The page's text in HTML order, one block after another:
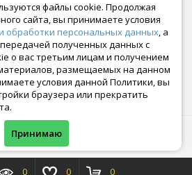
Почта:
ferma@yandex.ru
сайта защищена законом об авторских правах.
0 0 0
файлы cookie. Продолжая
сайта, вы принимаете условия
обработки персональных данных, а
полученных данных с
о вас третьим лицам и получением
размещаемых на данном
условия данной Политики, вы
браузера или прекратить
Принимаю